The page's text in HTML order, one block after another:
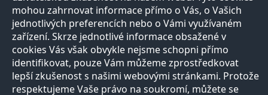
mohou zahrnovat informace přímo o Vás, o Vašich
jednotlivých preferencích nebo o Vámi využívaném
zařízení. Skrze jednotlivé informace obsažené v
cookies Vás však obvykle nejsme schopni přímo
identifikovat, pouze Vám můžeme zprostředkovat
lepší zkušenost s našimi webovými stránkami. Protože
respektujeme Vaše právo na soukromí, můžete se